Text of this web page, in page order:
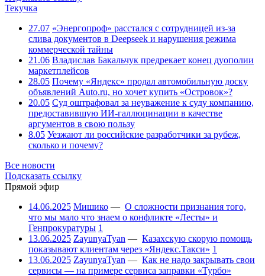
Текучка
27.07 «Энергопроф» расстался с сотрудницей из-за
слива документов в Deepseek и нарушения режима
коммерческой тайны
21.06 Владислав Бакальчук предрекает конец дуополии
маркетплейсов
28.05 Почему «Яндекс» продал автомобильную доску
объявлений Auto.ru, но хочет купить «Островок»?
20.05 Суд оштрафовал за неуважение к суду компанию,
предоставившую ИИ-галлюцинации в качестве
аргументов в свою пользу
8.05 Уезжают ли российские разработчики за рубеж,
сколько и почему?
Все новости
Подсказать ссылку
Прямой эфир
14.06.2025 Мишико — О сложности признания того,
что мы мало что знаем о конфликте «Лесты» и
Генпрокуратуры 1
13.06.2025 ZayunyaTyan — Казахскую скорую помощь
показывают клиентам через «Яндекс.Такси» 1
13.06.2025 ZayunyaTyan — Как не надо закрывать свои
сервисы — на примере сервиса заправки «Турбо»